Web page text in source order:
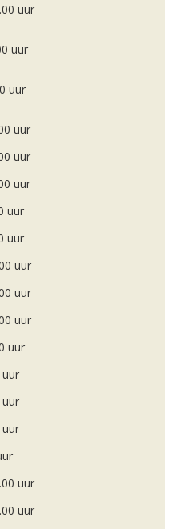
uur
uur
uur
uur
uur
uur
uur
uur
uur
uur
uur
uur
uur
uur